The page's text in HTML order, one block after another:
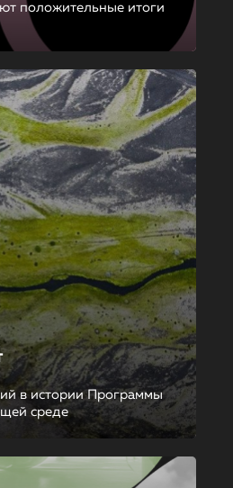
положительные итоги
в истории Программы
среде